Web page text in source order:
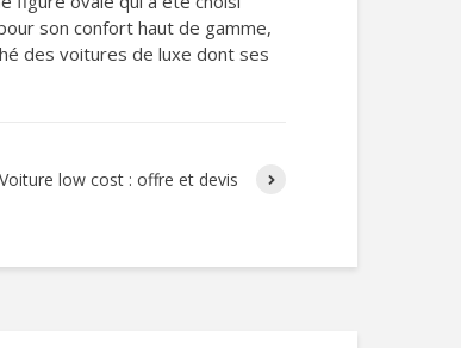
son confort haut de gamme,
des voitures de luxe dont ses
Voiture low cost : offre et devis